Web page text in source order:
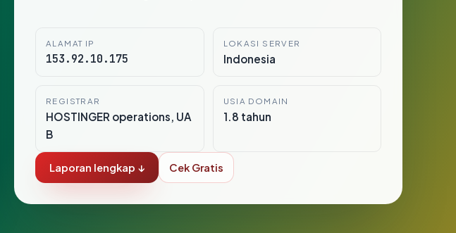
ALAMAT IP
153.92.10.175
LOKASI SERVER
Indonesia
REGISTRAR
HOSTINGER operations, UA
B
USIA DOMAIN
1.8 tahun
Laporan lengkap ↓ Cek Gratis